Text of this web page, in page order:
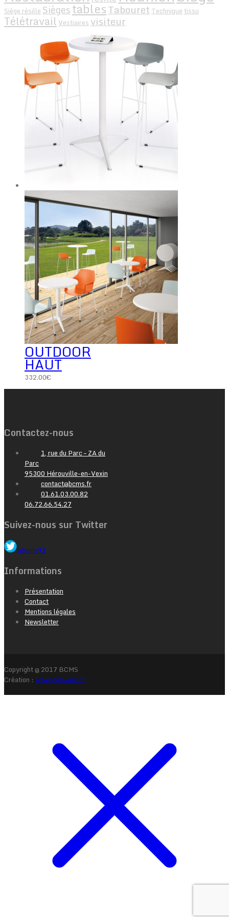
Siège résille SiègestablesTabouret Technique tissu
Télétravail Vestiaires visiteur
OUTDOOR
HAUT
332.00€
Contactez-nous
1, rue du Parc – ZA du
Parc
95300 Hérouville-en-Vexin
contact@bcms.fr
01.61.03.00.82
06.72.66.54.27
Suivez-nous sur Twitter
@bcms92
Informations
Présentation
Contact
Mentions légales
Newsletter
Copyright @ 2017 BCMS
Création : www.com-pac.fr